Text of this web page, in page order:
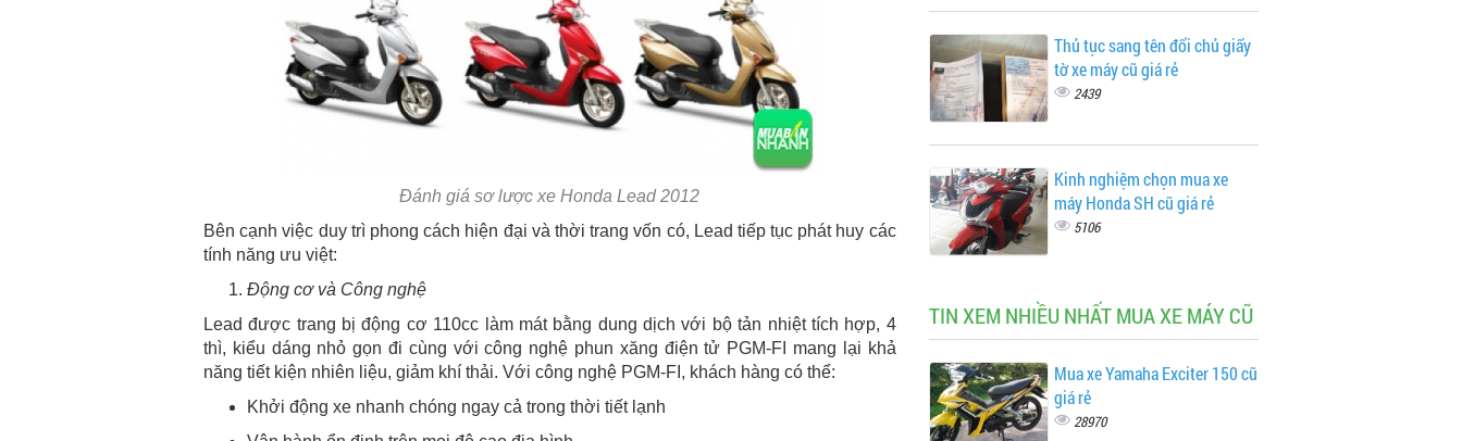
Đánh giá sơ lược xe Honda Lead 2012
Bên cạnh việc duy trì phong cách hiện đại và thời trang vốn có, Lead tiếp tục phát huy các
tính năng ưu việt:
Động cơ và Công nghệ
Lead được trang bị động cơ 110cc làm mát bằng dung dịch với bộ tản nhiệt tích hợp, 4
thì, kiểu dáng nhỏ gọn đi cùng với công nghệ phun xăng điện tử PGM-FI mang lại khả
năng tiết kiện nhiên liệu, giảm khí thải. Với công nghệ PGM-FI, khách hàng có thể:
Khởi động xe nhanh chóng ngay cả trong thời tiết lạnh
Thủ tục sang tên đổi chủ giấy
tờ xe máy cũ giá rẻ
2439
Kinh nghiệm chọn mua xe
máy Honda SH cũ giá rẻ
5106
TIN XEM NHIỀU NHẤT MUA XE MÁY CŨ
Mua xe Yamaha Exciter 150 cũ
giá rẻ
28970